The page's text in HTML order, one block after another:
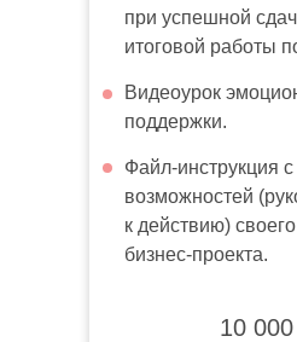
при успешной
итоговой работы
Видеоурок
поддержки.
Файл-инструкция с
возможностей
к действию)
бизнес-проекта.
10 000